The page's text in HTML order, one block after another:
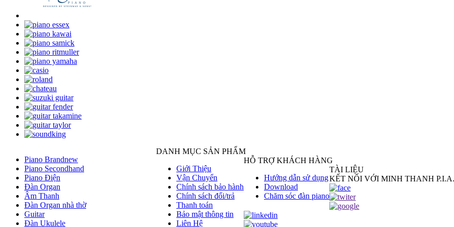
DANH MỤC SẢN PHẨM
Piano Brandnew
Piano Secondhand
Piano Điện
Đàn Organ
Âm Thanh
Đàn Organ nhà thờ
Guitar
Đàn Ukulele
HỖ TRỢ KHÁCH HÀNG
Giới Thiệu
Vận Chuyển
Chính sách bảo hành
Chính sách đổi/trả
Thanh toán
Bảo mật thông tin
Liên Hệ
TÀI LIỆU
Hướng dẫn sử dụng
Download
Chăm sóc đàn piano
KẾT NỐI VỚI MINH THANH